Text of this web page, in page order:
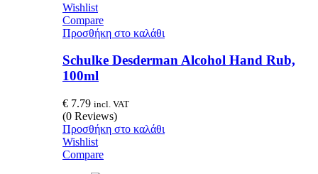
Wishlist
Compare
Προσθήκη στο καλάθι
Schulke Desderman Alcohol Hand Rub,
100ml
€ 7.79 incl. VAT
(0 Reviews)
Προσθήκη στο καλάθι
Wishlist
Compare